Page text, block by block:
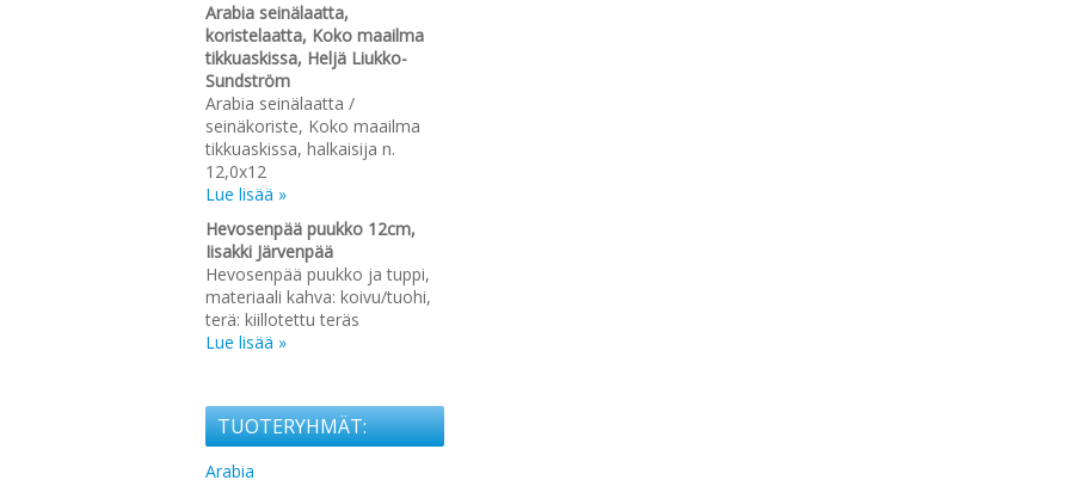
Arabia seinälaatta,
koristelaatta, Koko maailma
tikkuaskissa, Heljä Liukko-
Sundström
Arabia seinälaatta /
seinäkoriste, Koko maailma
tikkuaskissa, halkaisija n.
12,0x12
Lue lisää »
Hevosenpää puukko 12cm,
Iisakki Järvenpää
Hevosenpää puukko ja tuppi,
materiaali kahva: koivu/tuohi,
terä: kiillotettu teräs
Lue lisää »
TUOTERYHMÄT:
Arabia